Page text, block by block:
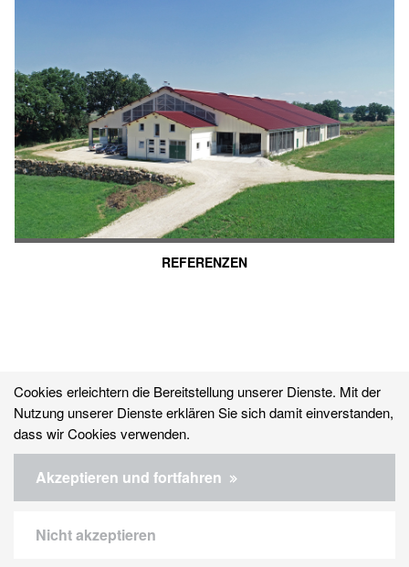
REFERENZEN
Cookies erleichtern die Bereitstellung unserer Dienste. Mit der
Nutzung unserer Dienste erklären Sie sich damit einverstanden,
dass wir Cookies verwenden.
Akzeptieren und fortfahren
Nicht akzeptieren
© 2026 WOLF System GmbH